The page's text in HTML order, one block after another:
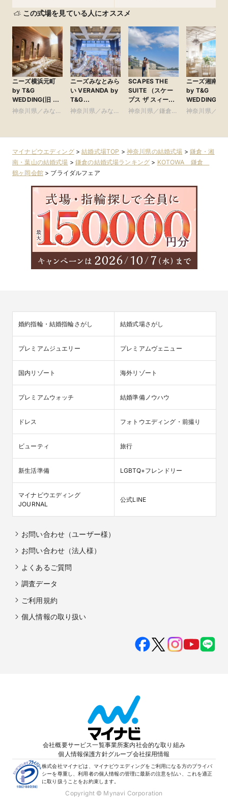
この式場を見ている人にオススメ
ニーズ横浜元町
by T&G
WEDDING(旧 山
手迎賓館 横浜)
神奈川県／みなと
内
ニーズみなとみら
い VERANDA by
T&G
WEDDING(旧 ベ
神奈川県／みなと
内
SCAPES THE
SUITE （スケー
プス ザ スィー
ト）
神奈川県／鎌倉・
ニーズ湘南茅
by T&G
WEDDING(旧
茅ヶ崎迎賓館
神奈川県／鎌
マイナビウエディング>結婚式場TOP > 神奈川県の結婚式場 > 鎌倉・湘
南・葉山の結婚式場 >鎌倉の結婚式場ランキング > KOTOWA 鎌倉
鶴ヶ岡会館> ブライダルフェア
婚約指輪・結婚指輪さがし 結婚式場さがし
プレミアムジュエリー プレミアムヴェニュー
国内リゾート 海外リゾート
プレミアムウォッチ 結婚準備ノウハウ
ドレス フォトウエディング・前撮り
ビューティ 旅行
新生活準備 LGBTQ+フレンドリー
マイナビウエディング
JOURNAL
公式LINE
お問い合わせ（ユーザー様）
お問い合わせ（法人様）
よくあるご質問
調査データ
ご利用規約
個人情報の取り扱い
会社概要サービス一覧事業所案内社会的な取り組み
個人情報保護方針グループ会社採用情報
株式会社マイナビは、マイナビウエディングをご利用になる方のプライバ
シーを尊重し、利用者の個人情報の管理に最新の注意を払い、これを適正
に取り扱うことをお約束します。
Copyright © Mynavi Corporation